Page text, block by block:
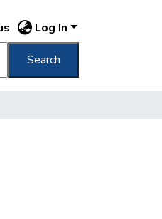
Log In
Search